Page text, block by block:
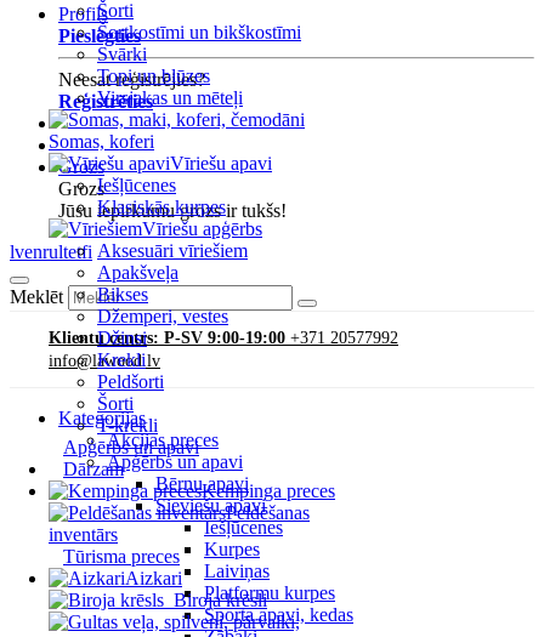
Šorti
Šortkostīmi un bikškostīmi
Svārki
Topi un blūzes
Virsjakas un mēteļi
Somas, koferi
Vīriešu apavi
Iešļūcenes
Klasiskās kurpes
Vīriešu apģērbs
Aksesuāri vīriešiem
Apakšveļa
Bikses
Džemperi, vestes
Džinsi
Krekli
Peldšorti
Šorti
T-krekli
Apģērbs un apavi
Dārzam
Kempinga preces
Peldēšanas
inventārs
Tūrisma preces
Aizkari
Biroja krēsli
Profils
Pieslēgties
Neesat reģistrējies?
Reģistrēties
Grozs
Grozs
Jūsu iepirkumu grozs ir tukšs!
lvenrultetfi
Meklēt
Klientu centrs: P-SV 9:00-19:00 +371 20577992
info@lawood.lv
Kategorijas
Akcijas preces
Apģērbs un apavi
Bērnu apavi
Sieviešu apavi
Iešļūcenes
Kurpes
Laiviņas
Platformu kurpes
Sporta apavi, kedas